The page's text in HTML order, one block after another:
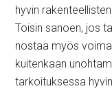
hyvin
Toisin sanoen, jos
nostaa myös
kuitenkaan
tarkoituksessa